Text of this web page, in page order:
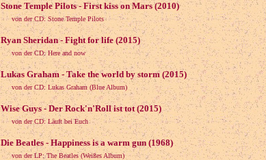
Stone Temple Pilots - First kiss on Mars (2010)
von der CD: Stone Temple Pilots
Ryan Sheridan - Fight for life (2015)
von der CD: Here and now
Lukas Graham - Take the world by storm (2015)
von der CD: Lukas Graham (Blue Album)
Wise Guys - Der Rock'n'Roll ist tot (2015)
von der CD: Läuft bei Euch
Die Beatles - Happiness is a warm gun (1968)
von der LP: The Beatles (Weißes Album)